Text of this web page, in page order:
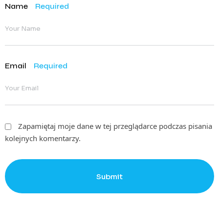
Name Required
Email Required
Zapamiętaj moje dane w tej przeglądarce podczas pisania
kolejnych komentarzy.
Submit